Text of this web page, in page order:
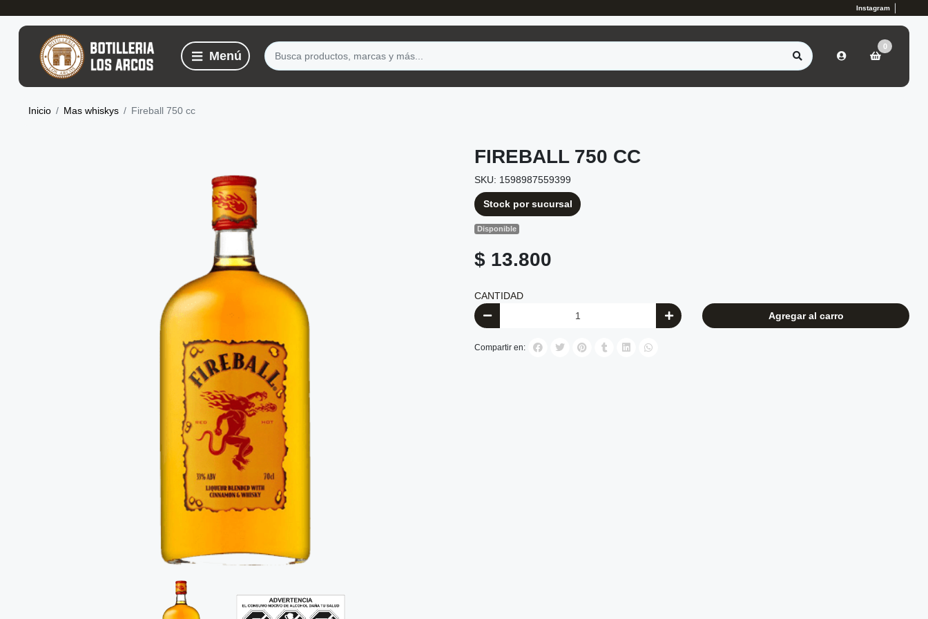
Instagram
0
Inicio Mas whiskys Fireball 750 cc
FIREBALL 750 CC
SKU: 1598987559399
Stock por sucursal
Disponible
$ 13.800
CANTIDAD
Agregar al carro
Compartir en: